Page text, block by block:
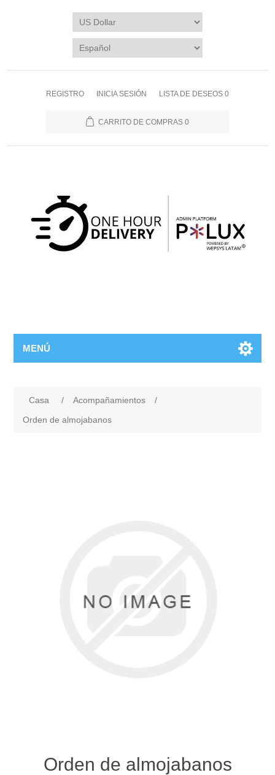
REGISTRO INICIA SESIÓN LISTA DE DESEOS 0
CARRITO DE COMPRAS 0
MENÚ
Casa / Acompañamientos
/
Orden de almojabanos
Orden de almojabanos